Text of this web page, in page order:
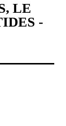
LE
-